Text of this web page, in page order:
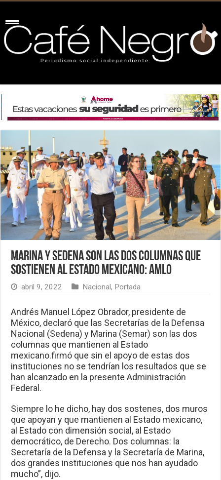
Marina y Sedena son las dos columnas que
sostienen al Estado mexicano: AMLO
abril 9, 2022 Nacional, Portada
Andrés Manuel López Obrador, presidente de
México, declaró que las Secretarías de la Defensa
Nacional (Sedena) y Marina (Semar) son las dos
columnas que mantienen al Estado
mexicano.firmó que sin el apoyo de estas dos
instituciones no se tendrían los resultados que se
han alcanzado en la presente Administración
Federal.
Siempre lo he dicho, hay dos sostenes, dos muros
que apoyan y que mantienen al Estado mexicano,
al Estado con dimensión social, al Estado
democrático, de Derecho. Dos columnas: la
Secretaría de la Defensa y la Secretaría de Marina,
dos grandes instituciones que nos han ayudado
mucho”, dijo.